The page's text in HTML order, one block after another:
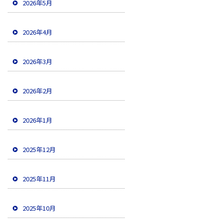
2026年5月
2026年4月
2026年3月
2026年2月
2026年1月
2025年12月
2025年11月
2025年10月